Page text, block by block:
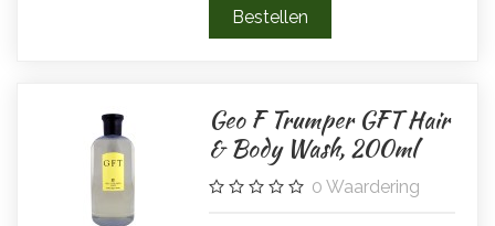
Geo F Trumper GFT Hair
& Body Wash, 200ml
0 Waardering